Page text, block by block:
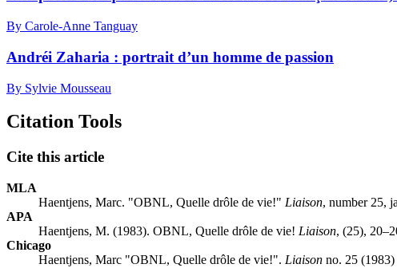
By Carole-Anne Tanguay
Andréi Zaharia : portrait d’un homme de passion
By Sylvie Mousseau
Citation Tools
Cite this article
MLA
Haentjens, Marc. "OBNL, Quelle drôle de vie!" Liaison, number 25,
APA
Haentjens, M. (1983). OBNL, Quelle drôle de vie! Liaison, (25),
Chicago
Haentjens, Marc "OBNL, Quelle drôle de vie!". Liaison no. 25